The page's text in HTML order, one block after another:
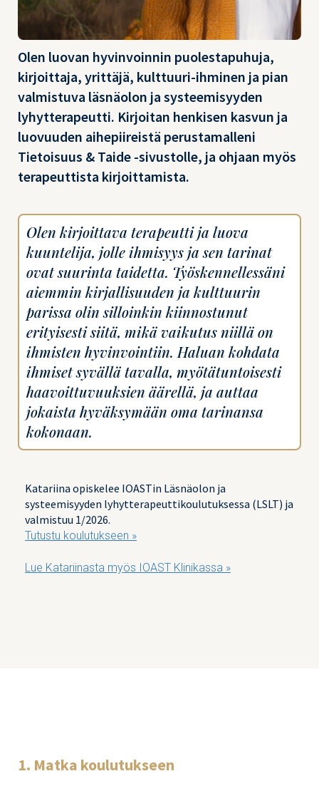
Olen luovan hyvinvoinnin puolestapuhuja,
kirjoittaja, yrittäjä, kulttuuri-ihminen ja pian
valmistuva läsnäolon ja systeemisyyden
lyhytterapeutti. Kirjoitan henkisen kasvun ja
luovuuden aihepiireistä perustamalleni
Tietoisuus & Taide -sivustolle, ja ohjaan myös
terapeuttista kirjoittamista.
Olen kirjoittava terapeutti ja luova
kuuntelija, jolle ihmisyys ja sen tarinat
ovat suurinta taidetta. Työskennellessäni
aiemmin kirjallisuuden ja kulttuurin
parissa olin silloinkin kiinnostunut
erityisesti siitä, mikä vaikutus niillä on
ihmisten hyvinvointiin. Haluan kohdata
ihmiset syvällä tavalla, myötätuntoisesti
haavoittuvuuksien äärellä, ja auttaa
jokaista hyväksymään oma tarinansa
kokonaan.
Katariina opiskelee IOASTin Läsnäolon ja
systeemisyyden lyhytterapeuttikoulutuksessa (LSLT) ja
valmistuu 1/2026.
Tutustu koulutukseen »
Lue Katariinasta myös IOAST Klinikassa »
1. Matka koulutukseen